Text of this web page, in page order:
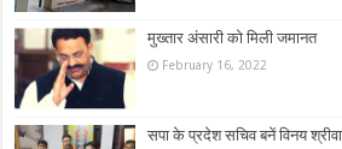
मुख्तार अंसारी को मिली जमानत
February 16, 2022
सपा के प्रदेश सचिव बनें विनय